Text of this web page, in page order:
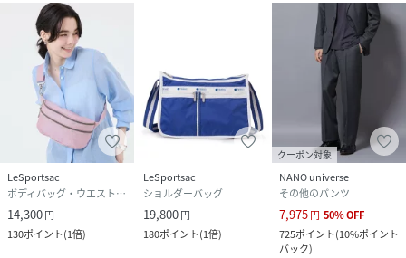
LeSportsac
ボディバッグ・ウエストポーチ
14,300円
130ポイント(1倍)
LeSportsac
ショルダーバッグ
19,800円
180ポイント(1倍)
クーポン対象
NANO universe
その他のパンツ
7,975円 50%OFF
725ポイント(10%ポイント
バック)